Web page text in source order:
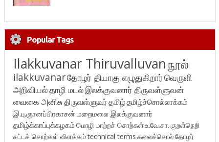
Popular Tags
Ilakkuvanar Thiruvalluvanநூல்
ilakkuvanarதோழர் தியாகு எழுதுகிறார்வெருளி
அறிவியல்தாழி மடல்இலக்குவனார் திருவள்ளுவன்
வைகை அனிசுதிருவள்ளுவர்தமிழ்தமிழ்ச்சொல்லாக்கம்
இ.பு.ஞானப்பிரகாசன் மறைமலை இலக்குவனார்
தமிழ்க்காப்புக்கழகம் மொழி மாற்றச் சொற்கள்உ.வே.சா. குறள்நெறி
சட்டச் சொற்கள் விளக்கம்technical terms கலைச்சொல்தோழர்